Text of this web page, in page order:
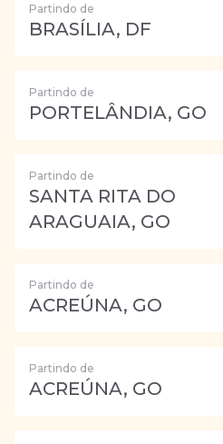
Partindo de
BRASÍLIA, DF
Partindo de
PORTELÂNDIA, GO
Partindo de
SANTA RITA DO
ARAGUAIA, GO
Partindo de
ACREÚNA, GO
Partindo de
ACREÚNA, GO